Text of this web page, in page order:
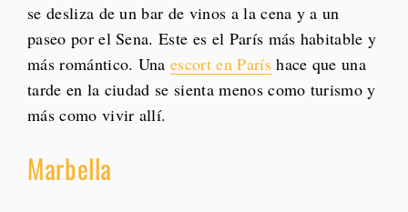
se desliza de un bar de vinos a la cena y a un
paseo por el Sena. Este es el París más habitable y
más romántico. Unaescort en Paríshace que una
tarde en la ciudad se sienta menos como turismo y
más como vivir allí.
Marbella